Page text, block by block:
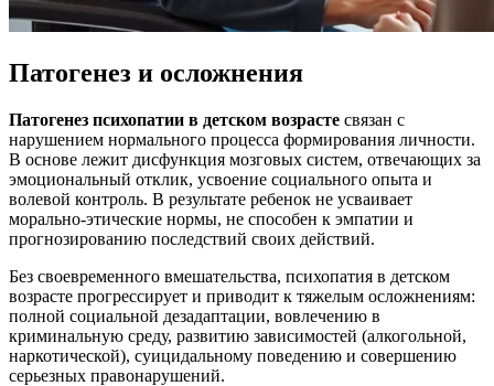
Патогенез и осложнения
Патогенез психопатии в детском возрасте связан с
нарушением нормального процесса формирования личности.
В основе лежит дисфункция мозговых систем, отвечающих за
эмоциональный отклик, усвоение социального опыта и
волевой контроль. В результате ребенок не усваивает
морально-этические нормы, не способен к эмпатии и
прогнозированию последствий своих действий.
Без своевременного вмешательства, психопатия в детском
возрасте прогрессирует и приводит к тяжелым осложнениям:
полной социальной дезадаптации, вовлечению в
криминальную среду, развитию зависимостей (алкогольной,
наркотической), суицидальному поведению и совершению
серьезных правонарушений.